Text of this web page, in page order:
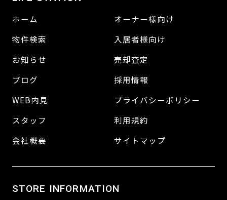
ホーム
物件検索
お知らせ
ブログ
WEB内見
スタッフ
会社概要
オーナー様向け
入居者様向け
売却査定
採用情報
プライバシーポリシー
利用規約
サイトマップ
STORE INFORMATION